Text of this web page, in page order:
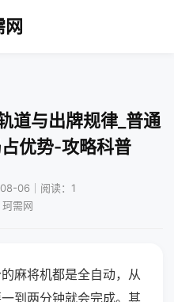
网
道与出牌规律_普通
优势-攻略科普
06｜阅读：1
需网
麻将机都是全自动，从
到两分钟就会完成。其